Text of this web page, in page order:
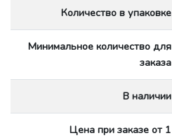
Количество в упаковке
Минимальное количество для
заказа
В наличии
Цена при заказе от 1